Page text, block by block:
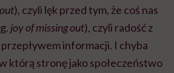
), czyli lęk przed tym, że coś nas
joy of missing out), czyli radość z
przepływem informacji. I chyba
którą stronę jako społeczeństwo